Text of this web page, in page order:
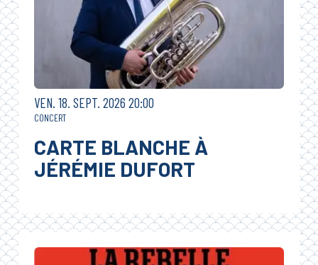
VENDREDI
VEN. 18. SEPTEMBRE
SEPT. 2026 20:00
CONCERT
CARTE BLANCHE À
JÉRÉMIE DUFORT